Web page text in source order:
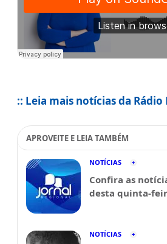
:: Leia mais notícias da
APROVEITE E LEIA TAMBÉM
NOTÍCIAS
Confira as
desta quinta-
NOTÍCIAS